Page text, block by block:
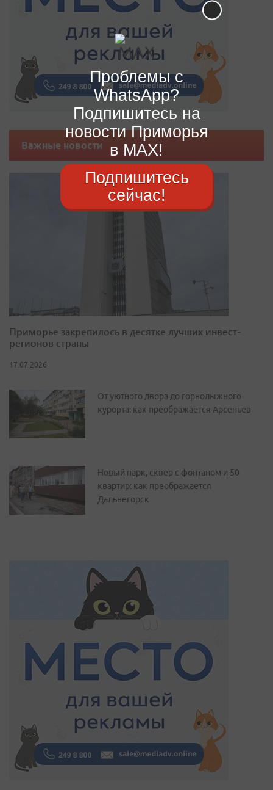
Важные новости
Приморье закрепилось в десятке лучших инвест-
регионов страны
17.07.2026
От уютного двора до горнолыжного
курорта: как преображается Арсеньев
Новый парк, сквер с фонтаном и 50
квартир: как преображается
Дальнегорск
Проблемы с
WhatsApp?
Подпишитесь на
новости Приморья
в MAX!
Подпишитесь
сейчас!